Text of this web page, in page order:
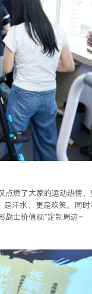
点燃了大家的运动热情，
是汗水，更是欢笑。同时
战士价值观”定制周边~